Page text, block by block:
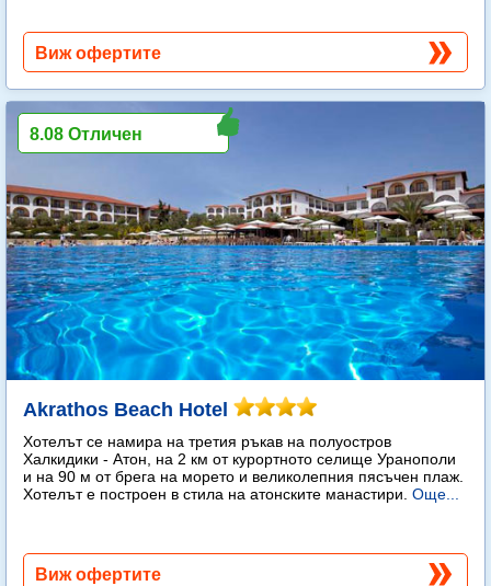
Виж офертите
Akrathos Beach Hotel
Хотелът се намира на третия ръкав на полуостров
Халкидики - Атон, на 2 км от курортното селище Уранополи
и на 90 м от брега на морето и великолепния пясъчен плаж.
Хотелът е построен в стила на атонските манастири. Още...
8.08 Отличен
Виж офертите